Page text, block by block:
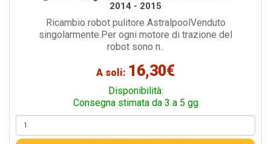
2014 - 2015
Ricambio robot pulitore AstralpoolVenduto
singolarmente.Per ogni motore di trazione del
robot sono n..
A soli: 16,30€
Disponibilità:
Consegna stimata da 3 a 5 gg